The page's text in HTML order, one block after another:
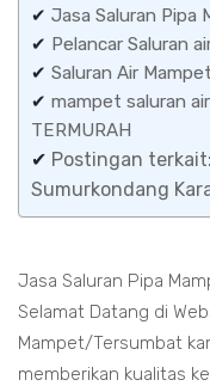
✔ Jasa Saluran Pipa
✔ Pelancar Saluran
✔ Saluran Air
✔ mampet saluran
TERMURAH
✔ Postingan
Sumurkondang
Jasa Saluran Pipa
Selamat Datang di
Mampet/Tersumbat
memberikan kualitas